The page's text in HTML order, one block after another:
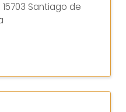
15703 Santiago de